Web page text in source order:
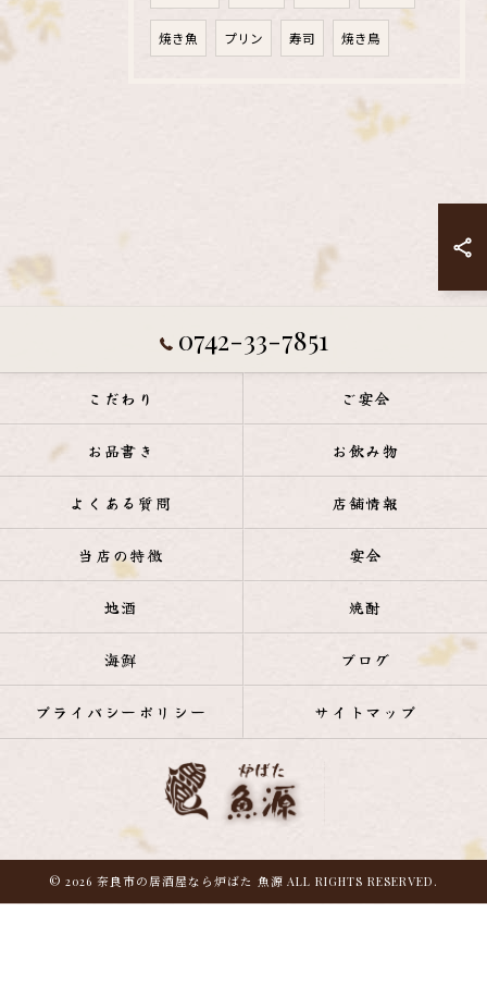
焼き魚 プリン 寿司 焼き鳥
0742-33-7851
こだわり ご宴会
お品書き お飲み物
よくある質問 店舗情報
当店の特徴 宴会
地酒 焼酎
海鮮 ブログ
プライバシーポリシー サイトマップ
© 2026 奈良市の居酒屋なら炉ばた 魚源 ALL RIGHTS RESERVED.